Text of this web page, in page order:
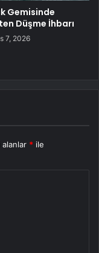
Gemisinde
Düşme İhbarı
7, 2026
* ile